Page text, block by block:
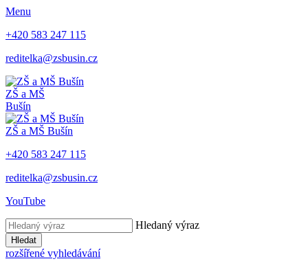
Menu
+420 583 247 115
reditelka@zsbusin.cz
ZŠ a MŠ
Bušín
ZŠ a MŠ Bušín
+420 583 247 115
reditelka@zsbusin.cz
YouTube
Hledaný výraz
Hledat
rozšířené vyhledávání